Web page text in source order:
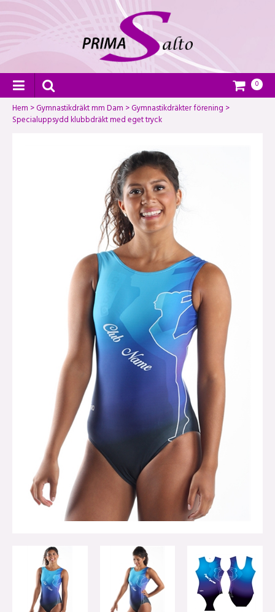
0
Hem >Gymnastikdräkt mm Dam >Gymnastikdräkter förening >
Specialuppsydd klubbdräkt med eget tryck